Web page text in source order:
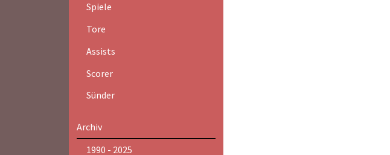
Spiele
Tore
Assists
Scorer
Sünder
Archiv
1990 - 2025